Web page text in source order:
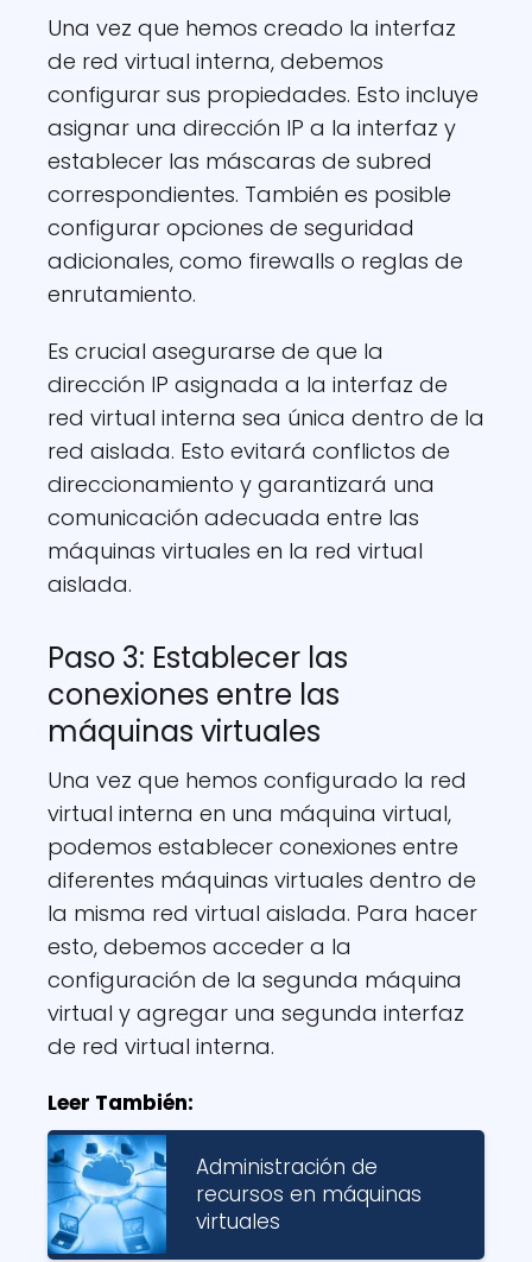
Una vez que hemos creado la interfaz
de red virtual interna, debemos
configurar sus propiedades. Esto incluye
asignar una dirección IP a la interfaz y
establecer las máscaras de subred
correspondientes. También es posible
configurar opciones de seguridad
adicionales, como firewalls o reglas de
enrutamiento.
Es crucial asegurarse de que la
dirección IP asignada a la interfaz de
red virtual interna sea única dentro de la
red aislada. Esto evitará conflictos de
direccionamiento y garantizará una
comunicación adecuada entre las
máquinas virtuales en la red virtual
aislada.
Paso 3: Establecer las
conexiones entre las
máquinas virtuales
Una vez que hemos configurado la red
virtual interna en una máquina virtual,
podemos establecer conexiones entre
diferentes máquinas virtuales dentro de
la misma red virtual aislada. Para hacer
esto, debemos acceder a la
configuración de la segunda máquina
virtual y agregar una segunda interfaz
de red virtual interna.
Leer También:
Administración de
recursos en máquinas
virtuales